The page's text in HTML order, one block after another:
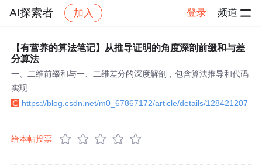
AI探索者 加入 登录 频道
社区 AI探索者 帖子详情
【有营养的算法笔记】从推导证明的角度深剖前缀和与差
分算法
一、二维前缀和与一、二维差分的深度解剖，包含算法推导和代码
实现
https://blog.csdn.net/m0_67867172/article/details/128421207
给本帖投票